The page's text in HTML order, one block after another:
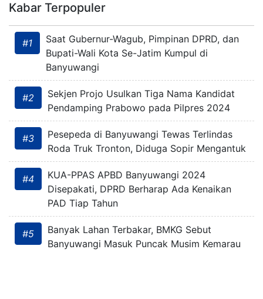
Kabar Terpopuler
#1
Saat Gubernur-Wagub, Pimpinan DPRD, dan
Bupati-Wali Kota Se-Jatim Kumpul di
Banyuwangi
#2
Sekjen Projo Usulkan Tiga Nama Kandidat
Pendamping Prabowo pada Pilpres 2024
#3
Pesepeda di Banyuwangi Tewas Terlindas
Roda Truk Tronton, Diduga Sopir Mengantuk
#4
KUA-PPAS APBD Banyuwangi 2024
Disepakati, DPRD Berharap Ada Kenaikan
PAD Tiap Tahun
#5
Banyak Lahan Terbakar, BMKG Sebut
Banyuwangi Masuk Puncak Musim Kemarau